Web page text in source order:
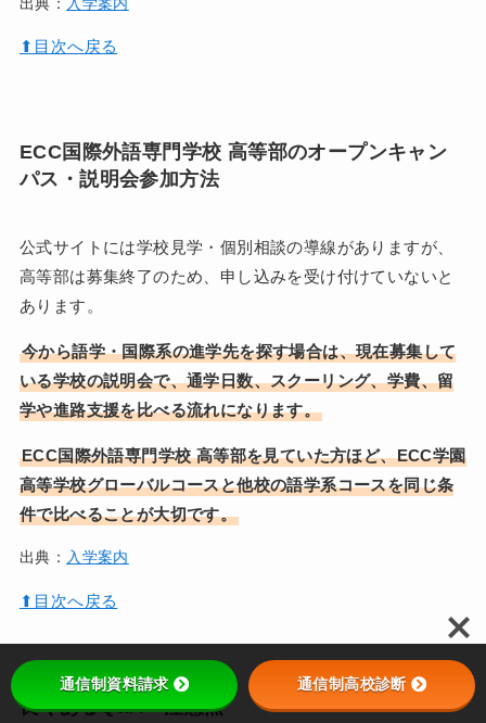
出典： 入学案内
⬆︎目次へ戻る
ECC国際外語専門学校 高等部のオープンキャン
パス・説明会参加方法
公式サイトには学校見学・個別相談の導線がありますが、
高等部は募集終了のため、申し込みを受け付けていないと
あります。
今から語学・国際系の進学先を探す場合は、現在募集して
いる学校の説明会で、通学日数、スクーリング、学費、留
学や進路支援を比べる流れになります。
ECC国際外語専門学校 高等部を見ていた方ほど、ECC学園
高等学校グローバルコースと他校の語学系コースを同じ条
件で比べることが大切です。
出典： 入学案内
⬆︎目次へ戻る
良くあるQ&A・注意点
通信制資料請求 通信制高校診断